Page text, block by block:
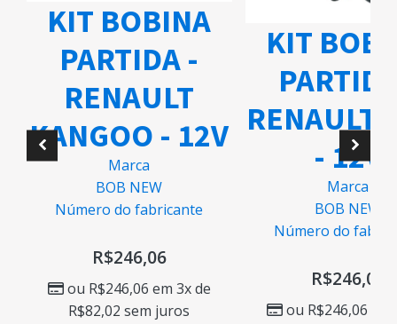
KIT BOBINA
PARTIDA -
RENAULT
KANGOO - 12V
Marca
BOB NEW
Número do fabricante
R$246,06
ou R$246,06 em 3x de
R$82,02 sem juros
KIT
RENAULT
- 12V
Marca
BOB NEW
Número do
R$246,06
ou R$246,06